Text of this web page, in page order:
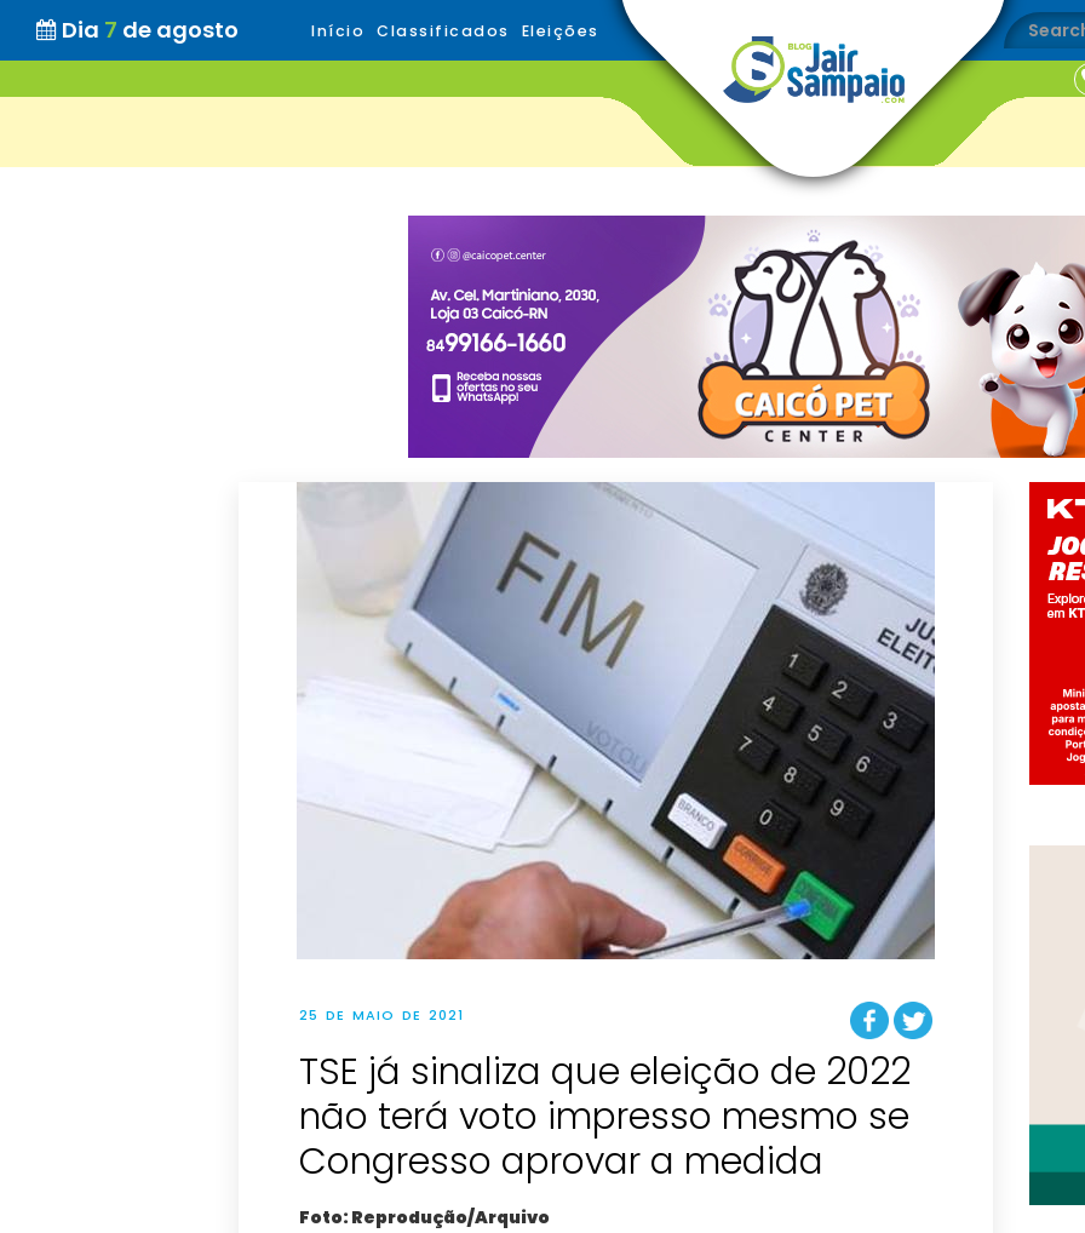
Dia 7 de agosto Início Classificados Eleições
25 DE MAIO DE 2021
TSE já sinaliza que eleição de 2022
não terá voto impresso mesmo se
Congresso aprovar a medida
Foto: Reprodução/Arquivo